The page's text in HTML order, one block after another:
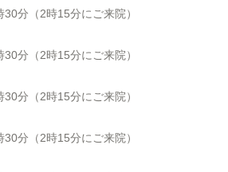
分（2時15分にご来院）
分（2時15分にご来院）
分（2時15分にご来院）
分（2時15分にご来院）